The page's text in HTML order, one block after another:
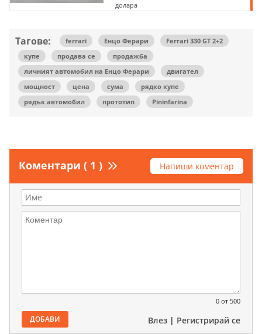
долара
Тагове: ferrari Енцо Ферари
Ferrari 330 GT 2+2
купе
продава се
продажба
личният автомобил на Енцо Ферари
двигател
мощност
цена сума
рядко купе
рядък автомобил
прототип Pininfarina
Коментари ( 1 ) Напиши коментар
0 от 500
ДОБАВИ Влез | Регистрирай се